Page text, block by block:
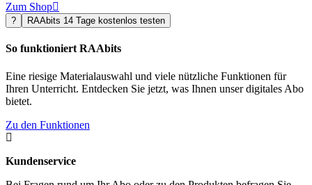
Zum Shop
? RAAbits 14 Tage kostenlos testen
So funktioniert RAAbits
Eine riesige Materialauswahl und viele nützliche Funktionen für
Ihren Unterricht. Entdecken Sie jetzt, was Ihnen unser digitales Abo
bietet.
Zu den Funktionen

Kundenservice